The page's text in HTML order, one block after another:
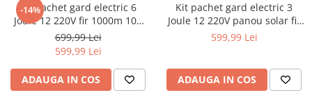
-14%
Kit pachet gard electric 6
Joule 12 220V fir 1000m 100
izolatori (TH87583/BK87583-
1000-01)
699,99 Lei
599,99 Lei
ADAUGA IN COS
Kit pachet gard electric 3
Joule 12 220V panou solar fir
1000m (BK87634-1000-02)
599,99 Lei
ADAUGA IN COS